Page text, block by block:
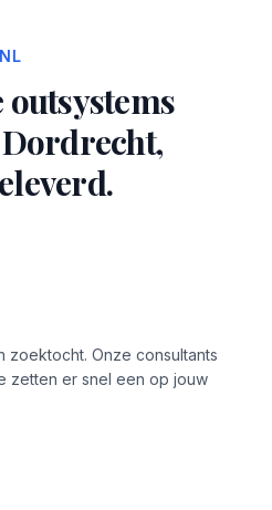
zoektocht. Onze consultants
zetten er snel een op jouw